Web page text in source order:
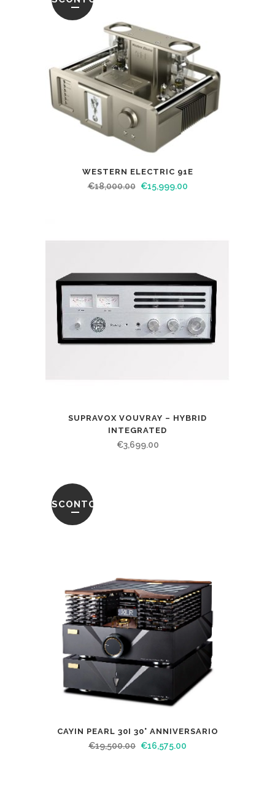
WESTERN ELECTRIC 91E
€18,000.00 €15,999.00
SUPRAVOX VOUVRAY – HYBRID
INTEGRATED
€3,699.00
SCONTO
CAYIN PEARL 30I 30° ANNIVERSARIO
€19,500.00 €16,575.00